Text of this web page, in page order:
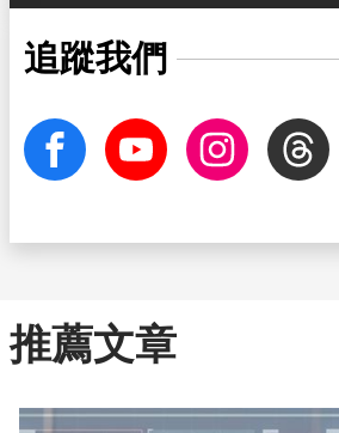
追蹤我們
facebook Youtube InstagramThreads
推薦文章